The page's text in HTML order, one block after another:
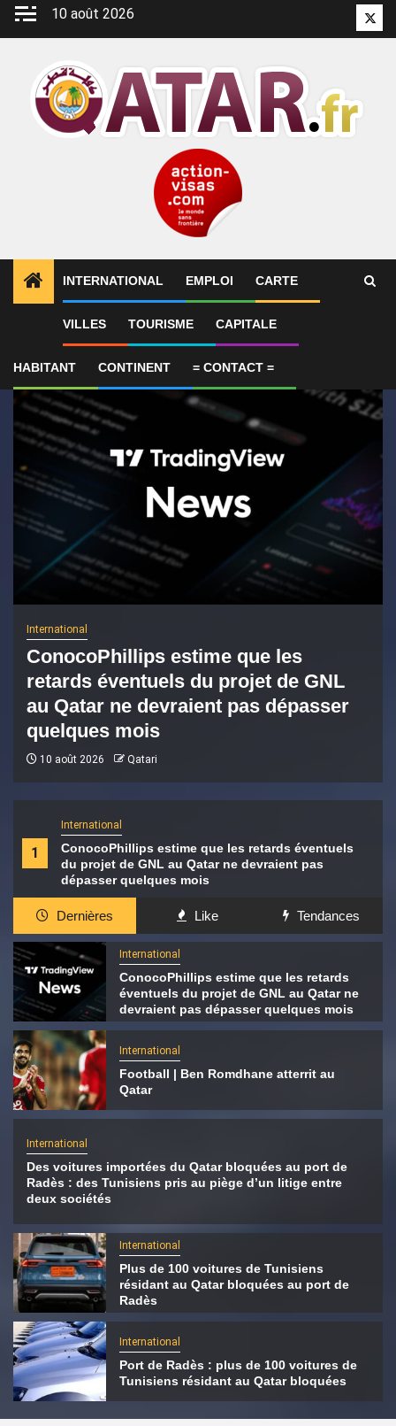
Aller
10 août 2026
INTERNATIONAL EMPLOI CARTE
VILLES TOURISME CAPITALE
HABITANT CONTINENT = CONTACT =
ALERTES INFO 1 ConocoPhillips estime que les
1
International
ConocoPhillips estime que les retards éventuels
du projet de GNL au Qatar ne devraient pas
dépasser quelques mois
International
ConocoPhillips estime que les
retards éventuels du projet de GNL
au Qatar ne devraient pas dépasser
quelques mois
10 août 2026 Qatari
Dernières Like Tendances
International
ConocoPhillips estime que les retards
éventuels du projet de GNL au Qatar ne
devraient pas dépasser quelques mois
International
Football | Ben Romdhane atterrit au
Qatar
International
Des voitures importées du Qatar bloquées au port de
Radès : des Tunisiens pris au piège d’un litige entre
deux sociétés
International
Plus de 100 voitures de Tunisiens
résidant au Qatar bloquées au port de
Radès
International
Port de Radès : plus de 100 voitures de
Tunisiens résidant au Qatar bloquées